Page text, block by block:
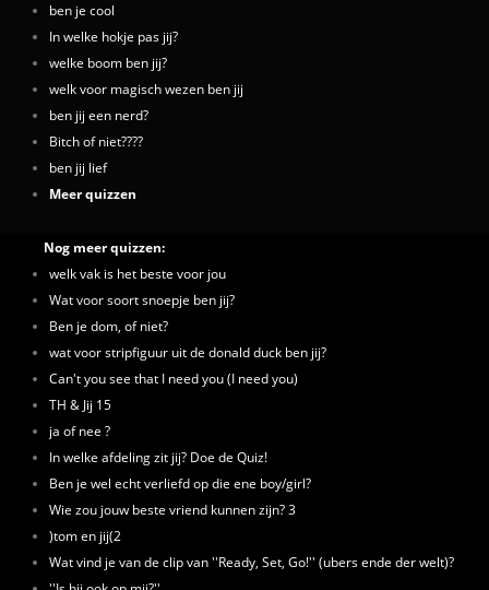
ben je cool
In welke hokje pas jij?
welke boom ben jij?
welk voor magisch wezen ben jij
ben jij een nerd?
Bitch of niet????
ben jij lief
Meer quizzen
Nog meer quizzen:
welk vak is het beste voor jou
Wat voor soort snoepje ben jij?
Ben je dom, of niet?
wat voor stripfiguur uit de donald duck ben jij?
Can't you see that I need you (I need you)
TH & Jij 15
ja of nee ?
In welke afdeling zit jij? Doe de Quiz!
Ben je wel echt verliefd op die ene boy/girl?
Wie zou jouw beste vriend kunnen zijn? 3
)tom en jij(2
Wat vind je van de clip van ''Ready, Set, Go!'' (ubers ende der welt)?